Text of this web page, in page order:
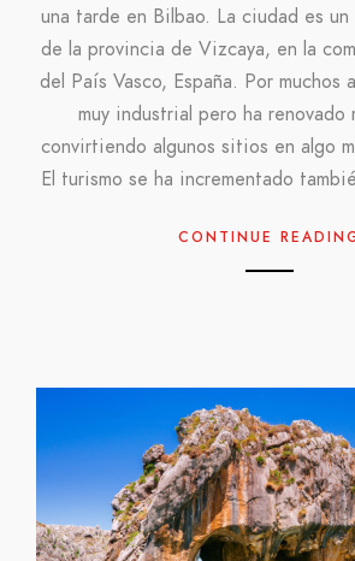
una tarde en Bilbao. La ciudad es
de la provincia de Vizcaya, en la
del País Vasco, España. Por muchos
muy industrial pero ha renovado
convirtiendo algunos sitios en algo
El turismo se ha incrementado
CONTINUE